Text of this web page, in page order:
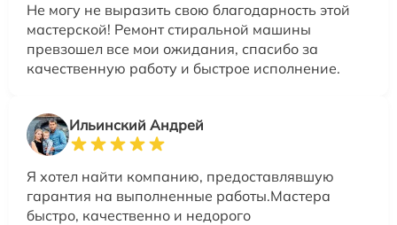
Не могу не выразить свою благодарность этой
мастерской! Ремонт стиральной машины
превзошел все мои ожидания, спасибо за
качественную работу и быстрое исполнение.
Ильинский Андрей
Я хотел найти компанию, предоставлявшую
гарантия на выполненные работы.Мастера
быстро, качественно и недорого